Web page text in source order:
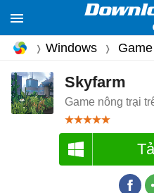
Windows
Skyfarm
Game nông trại